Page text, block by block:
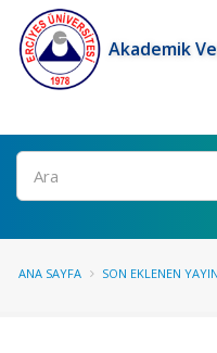
Akademik
Ara
ANA SAYFA SON EKLENEN